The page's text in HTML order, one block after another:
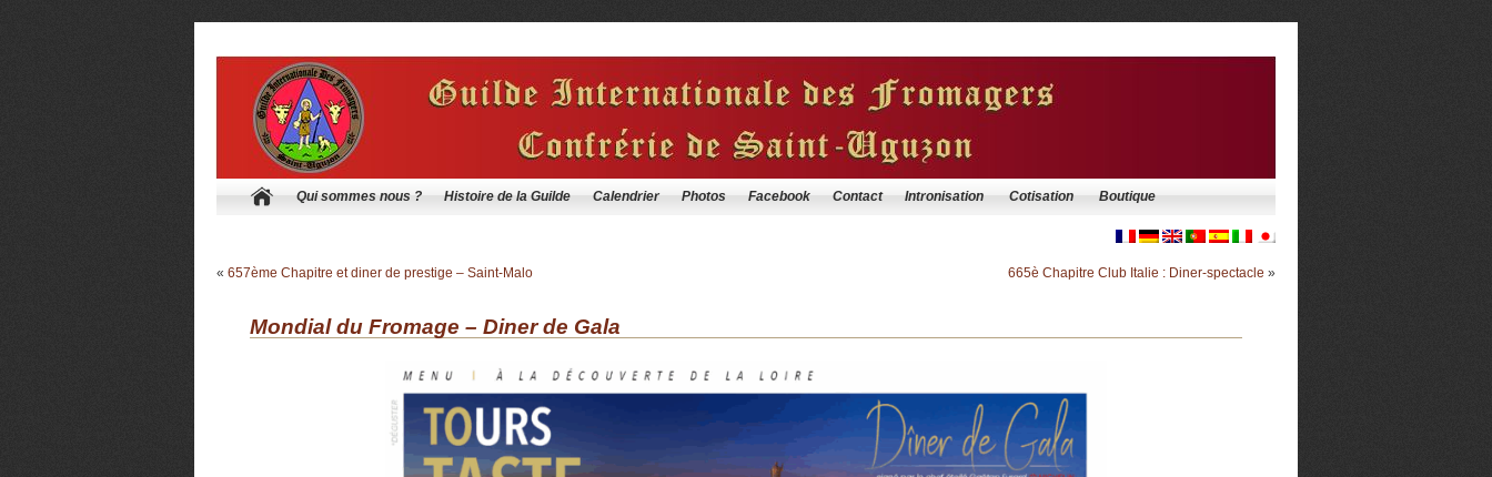
Qui sommes nous ? Histoire de la Guilde Calendrier Photos Facebook Contact Intronisation Cotisation Boutique
« 657ème Chapitre et diner de prestige – Saint-Malo 665è Chapitre Club Italie : Diner-spectacle »
Mondial du Fromage – Diner de Gala